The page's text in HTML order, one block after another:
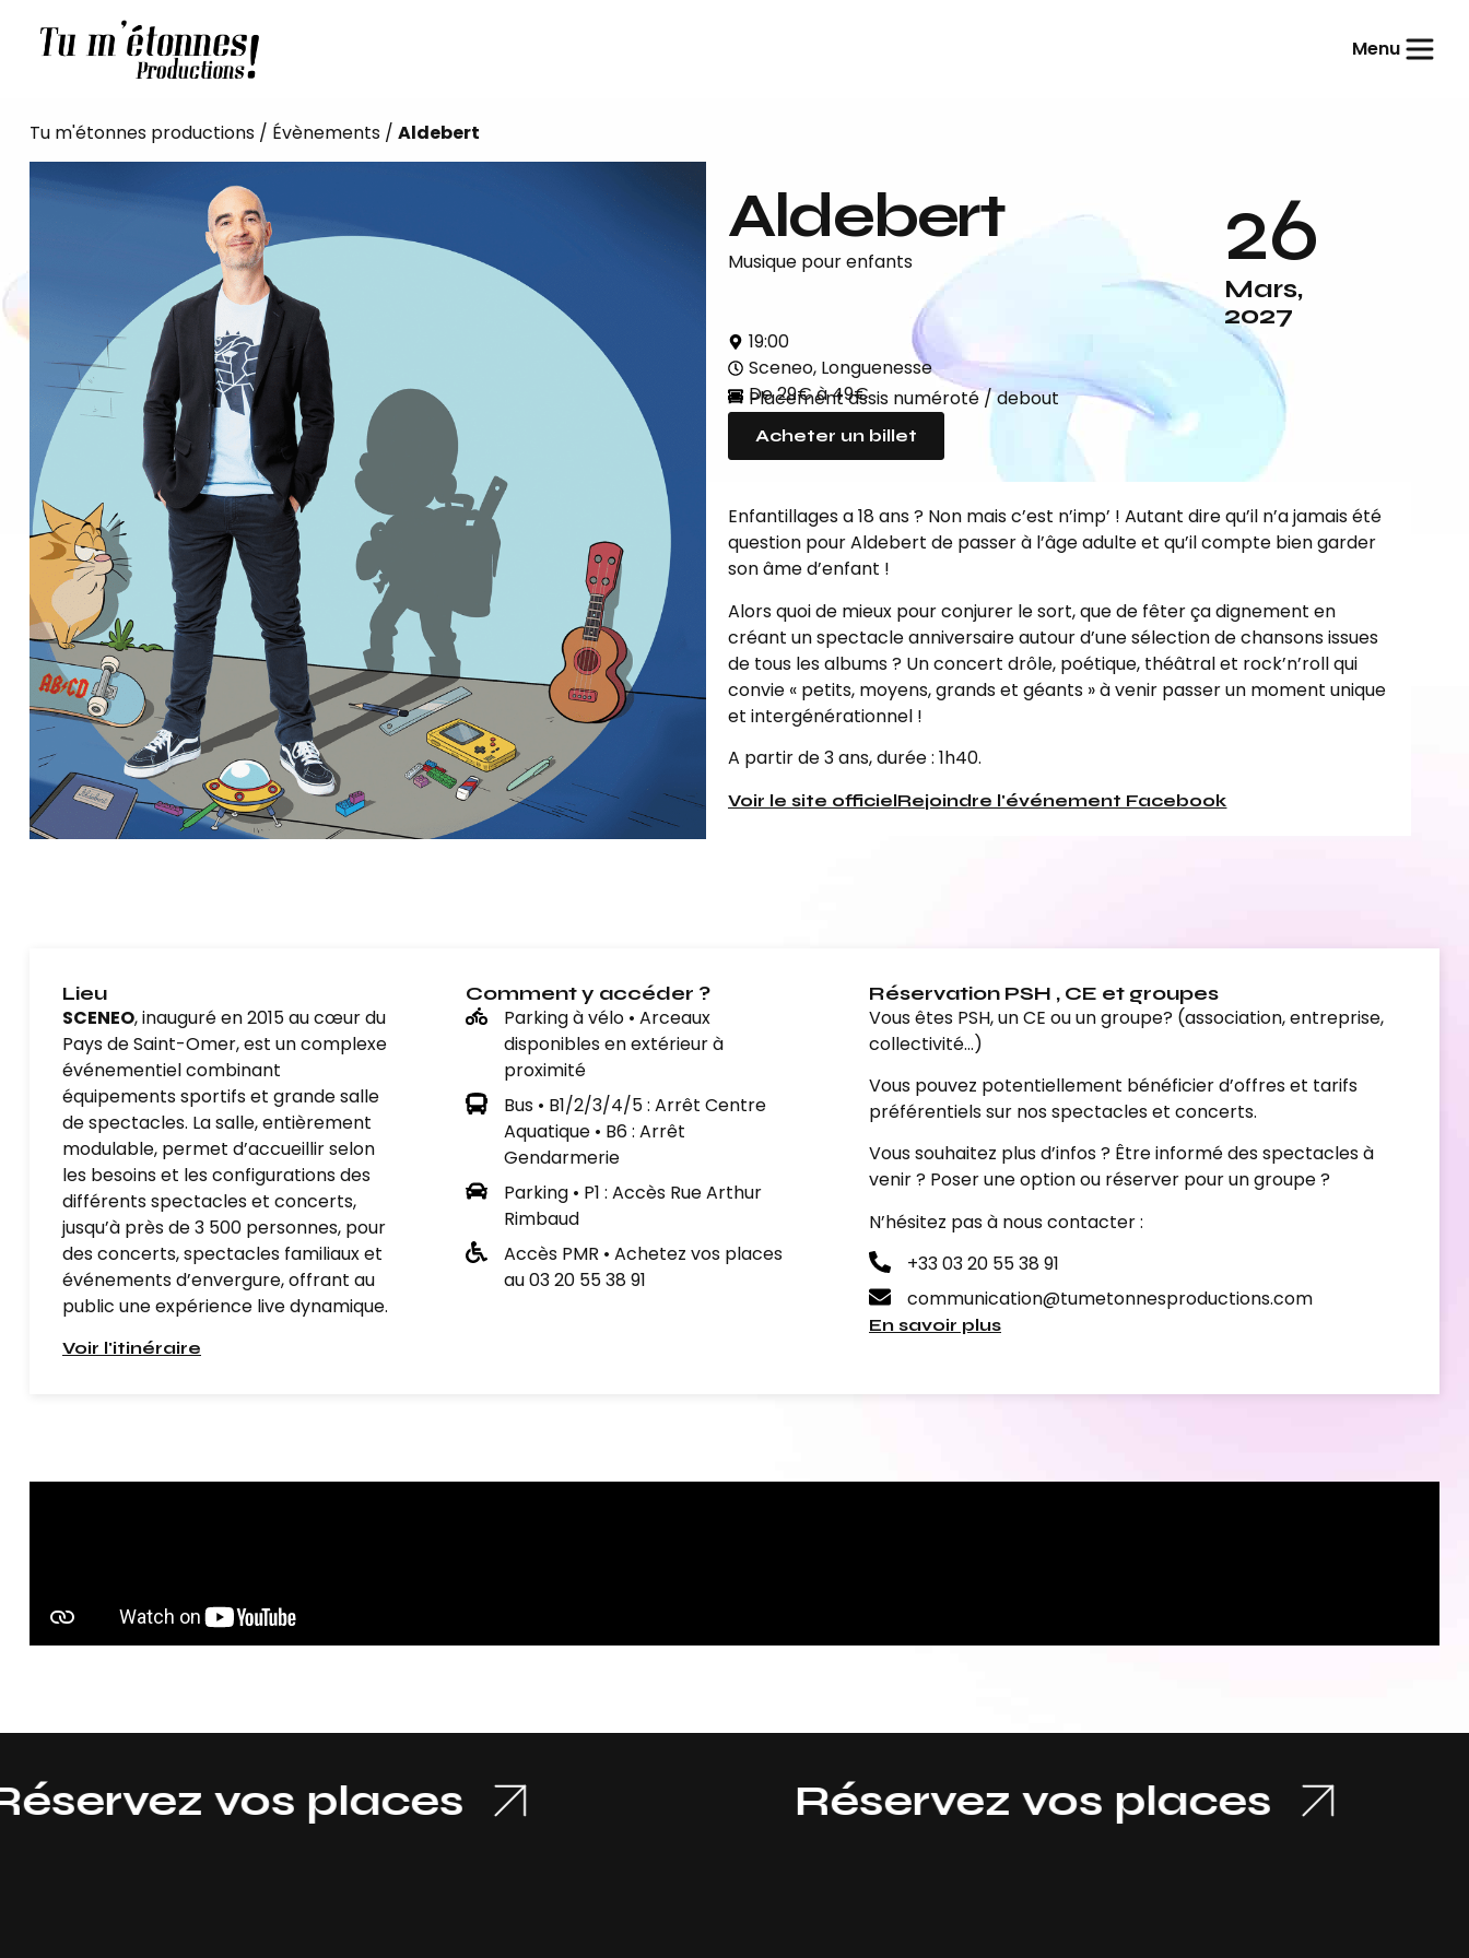
Menu
Tu m'étonnes productions / Évènements / Aldebert
Aldebert
Musique pour enfants 26
Mars,
2027
19:00
Sceneo, Longuenesse
De 29€ à 49€
Placement assis numéroté / debout
Acheter un billet
Enfantillages a 18 ans ? Non mais c’est n’imp’ ! Autant dire qu’il n’a jamais été
question pour Aldebert de passer à l’âge adulte et qu’il compte bien garder
son âme d’enfant !
Alors quoi de mieux pour conjurer le sort, que de fêter ça dignement en
créant un spectacle anniversaire autour d’une sélection de chansons issues
de tous les albums ? Un concert drôle, poétique, théâtral et rock’n’roll qui
convie « petits, moyens, grands et géants » à venir passer un moment unique
et intergénérationnel !
A partir de 3 ans, durée : 1h40.
Voir le site officielRejoindre l'événement Facebook
Lieu
SCENEO, inauguré en 2015 au cœur du
Pays de Saint-Omer, est un complexe
événementiel combinant
équipements sportifs et grande salle
de spectacles. La salle, entièrement
modulable, permet d’accueillir selon
les besoins et les configurations des
différents spectacles et concerts,
jusqu’à près de 3 500 personnes, pour
des concerts, spectacles familiaux et
événements d’envergure, offrant au
public une expérience live dynamique.
Voir l'itinéraire
Comment y accéder ?
Parking à vélo • Arceaux
disponibles en extérieur à
proximité
Bus • B1/2/3/4/5 : Arrêt Centre
Aquatique • B6 : Arrêt
Gendarmerie
Parking • P1 : Accès Rue Arthur
Rimbaud
Accès PMR • Achetez vos places
au 03 20 55 38 91
Réservation PSH , CE et groupes
Vous êtes PSH, un CE ou un groupe? (association, entreprise,
collectivité…)
Vous pouvez potentiellement bénéficier d’offres et tarifs
préférentiels sur nos spectacles et concerts.
Vous souhaitez plus d’infos ? Être informé des spectacles à
venir ? Poser une option ou réserver pour un groupe ?
N’hésitez pas à nous contacter :
+33 03 20 55 38 91
communication@tumetonnesproductions.com
En savoir plus
vos places Réservez vos places